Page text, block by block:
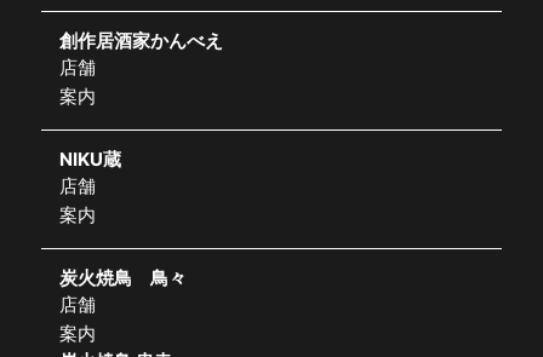
創作居酒家かんべえ
店舗
案内
NIKU蔵
店舗
案内
炭火焼鳥 鳥々
店舗
案内